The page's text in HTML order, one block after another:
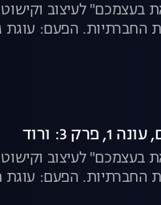
בעצמכם" לעיצוב
הפעם: עוגת
3: ורוד
בעצמכם" לעיצוב
הפעם: עוגת